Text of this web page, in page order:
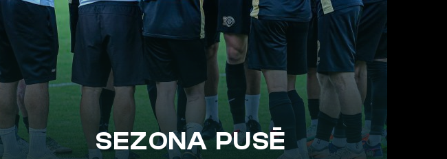
SEZONA PUSĒ